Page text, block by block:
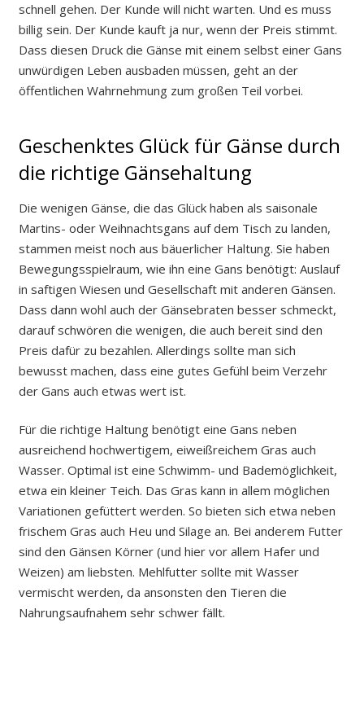
schnell gehen. Der Kunde will nicht warten. Und es muss
billig sein. Der Kunde kauft ja nur, wenn der Preis stimmt.
Dass diesen Druck die Gänse mit einem selbst einer Gans
unwürdigen Leben ausbaden müssen, geht an der
öffentlichen Wahrnehmung zum großen Teil vorbei.
Geschenktes Glück für Gänse durch
die richtige Gänsehaltung
Die wenigen Gänse, die das Glück haben als saisonale
Martins- oder Weihnachtsgans auf dem Tisch zu landen,
stammen meist noch aus bäuerlicher Haltung. Sie haben
Bewegungsspielraum, wie ihn eine Gans benötigt: Auslauf
in saftigen Wiesen und Gesellschaft mit anderen Gänsen.
Dass dann wohl auch der Gänsebraten besser schmeckt,
darauf schwören die wenigen, die auch bereit sind den
Preis dafür zu bezahlen. Allerdings sollte man sich
bewusst machen, dass eine gutes Gefühl beim Verzehr
der Gans auch etwas wert ist.
Für die richtige Haltung benötigt eine Gans neben
ausreichend hochwertigem, eiweißreichem Gras auch
Wasser. Optimal ist eine Schwimm- und Bademöglichkeit,
etwa ein kleiner Teich. Das Gras kann in allem möglichen
Variationen gefüttert werden. So bieten sich etwa neben
frischem Gras auch Heu und Silage an. Bei anderem Futter
sind den Gänsen Körner (und hier vor allem Hafer und
Weizen) am liebsten. Mehlfutter sollte mit Wasser
vermischt werden, da ansonsten den Tieren die
Nahrungsaufnahem sehr schwer fällt.